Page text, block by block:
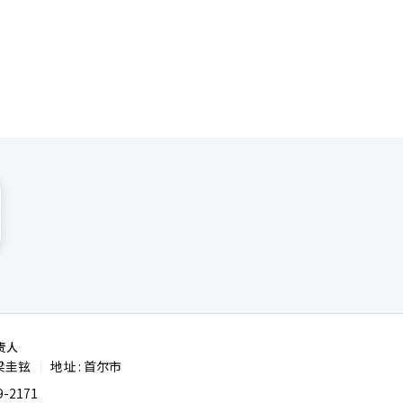
构负责
客户拓
实现
外法
人
圭铉
地址 : 首尔市
2171